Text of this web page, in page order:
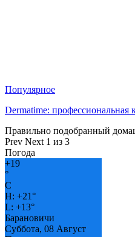
Популярное
Dermatime:
Правильно подобранный
Prev Next 1 из 3
Погода
+19
°
C
H: +21°
L: +13°
Барановичи
Суббота, 08 Август